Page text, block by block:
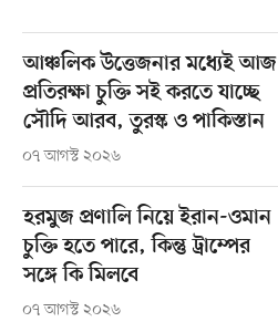
আঞ্চলিক উত্তেজনার মধ্যেই আজ
প্রতিরক্ষা চুক্তি সই করতে যাচ্ছে
সৌদি আরব, তুরস্ক ও পাকিস্তান
০৭ আগস্ট ২০২৬
হরমুজ প্রণালি নিয়ে ইরান-ওমান
চুক্তি হতে পারে, কিন্তু ট্রাম্পের
সঙ্গে কি মিলবে
০৭ আগস্ট ২০২৬